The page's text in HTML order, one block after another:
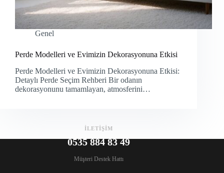
Genel
Perde Modelleri ve Evimizin Dekorasyonuna Etkisi
Perde Modelleri ve Evimizin Dekorasyonuna Etkisi:
Detaylı Perde Seçim Rehberi Bir odanın
dekorasyonunu tamamlayan, atmosferini…
İLETİŞİM
0535 884 83 49
Müşteri Destek Hattı